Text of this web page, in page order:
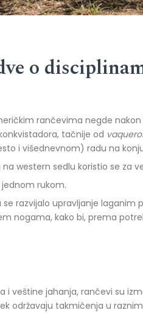
o
rančevima negde nakon
tačnije od
i višednevnom) radu na
western sedlu koristio se za
jednom rukom.
razvijalo upravljanje laganim
nogama, kako bi, prema
i veštine jahanja, rančevi su
održavaju takmičenja u